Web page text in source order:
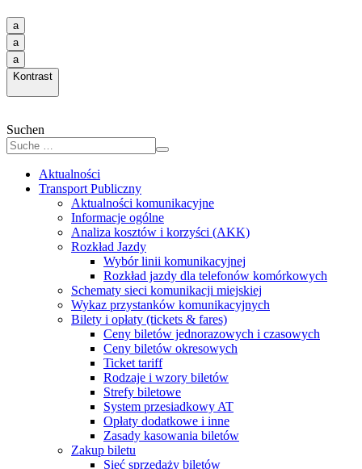
a
a
a
Kontrast
Suchen
Aktualności
Transport Publiczny
Aktualności komunikacyjne
Informacje ogólne
Analiza kosztów i korzyści (AKK)
Rozkład Jazdy
Wybór linii komunikacyjnej
Rozkład jazdy dla telefonów komórkowych
Schematy sieci komunikacji miejskiej
Wykaz przystanków komunikacyjnych
Bilety i opłaty (tickets & fares)
Ceny biletów jednorazowych i czasowych
Ceny biletów okresowych
Ticket tariff
Rodzaje i wzory biletów
Strefy biletowe
System przesiadkowy AT
Opłaty dodatkowe i inne
Zasady kasowania biletów
Zakup biletu
Sieć sprzedaży biletów